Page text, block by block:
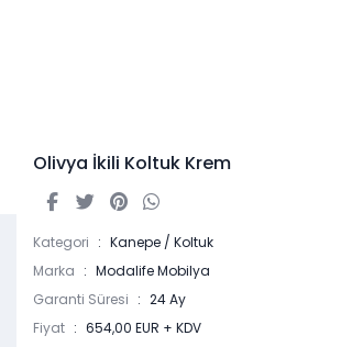
Olivya İkili Koltuk Krem
Kategori
Kanepe / Koltuk
Marka
Modalife Mobilya
Garanti Süresi
24 Ay
Fiyat
654,00 EUR + KDV